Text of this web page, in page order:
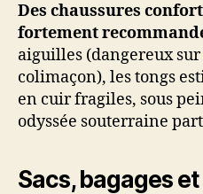
Des chaussures
fortement
aiguilles (dangereux
colimaçon), les tongs
en cuir fragiles, sous
odyssée souterraine
Sacs, bagages